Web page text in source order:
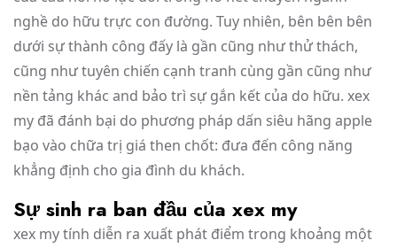
nghề do hữu trực con đường. Tuy nhiên, bên bên bên
dưới sự thành công đấy là gần cũng như thử thách,
cũng như tuyên chiến cạnh tranh cùng gần cũng như
nền tảng khác and bảo trì sự gắn kết của do hữu. xex
my đã đánh bại do phương pháp dấn siêu hãng apple
bạo vào chữa trị giá then chốt: đưa đến công năng
khẳng định cho gia đình du khách.
Sự sinh ra ban đầu của xex my
xex my tính diễn ra xuất phát điểm trong khoảng một